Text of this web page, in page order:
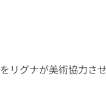
リグナが美術協力さ